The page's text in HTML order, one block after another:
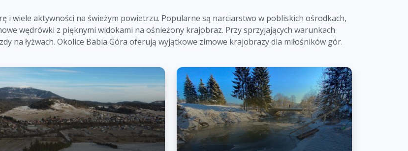
i wiele aktywności na świeżym powietrzu. Popularne są narciarstwo w pobliskich ośrodkach,
wędrówki z pięknymi widokami na ośnieżony krajobraz. Przy sprzyjających warunkach
na łyżwach. Okolice Babia Góra oferują wyjątkowe zimowe krajobrazy dla miłośników gór.